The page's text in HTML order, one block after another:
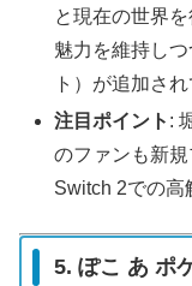
と現在の世界
魅力を維持し
ト）が追加され
注目ポイント :
のファンも新規
Switch 2での高
5. ぽこ あ ポ